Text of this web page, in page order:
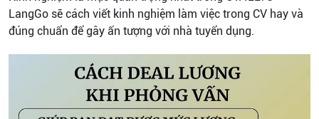
LangGo sẽ cách viết kinh nghiệm làm việc trong CV hay và
đúng chuẩn để gây ấn tượng với nhà tuyển dụng.